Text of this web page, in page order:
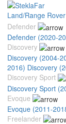
Land/Range Rover
Defender
Defender (2020-
Discovery
Discovery (2004-
2016) Discovery
Discovery Sport
Discovery Sport
Evoque
Evoque (2011-
Freelander